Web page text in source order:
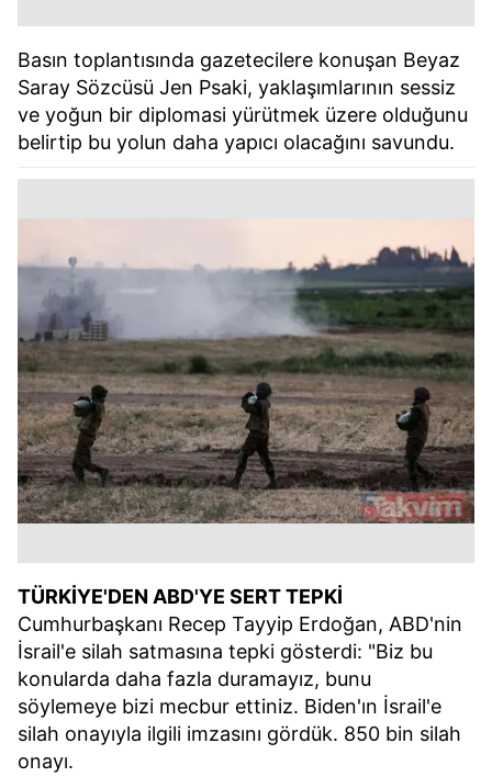
Basın toplantısında gazetecilere konuşan Beyaz
Saray Sözcüsü Jen Psaki, yaklaşımlarının sessiz
ve yoğun bir diplomasi yürütmek üzere olduğunu
belirtip bu yolun daha yapıcı olacağını savundu.
TÜRKİYE'DEN ABD'YE SERT TEPKİ
Cumhurbaşkanı Recep Tayyip Erdoğan, ABD'nin
İsrail'e silah satmasına tepki gösterdi: "Biz bu
konularda daha fazla duramayız, bunu
söylemeye bizi mecbur ettiniz. Biden'ın İsrail'e
silah onayıyla ilgili imzasını gördük. 850 bin silah
onayı.